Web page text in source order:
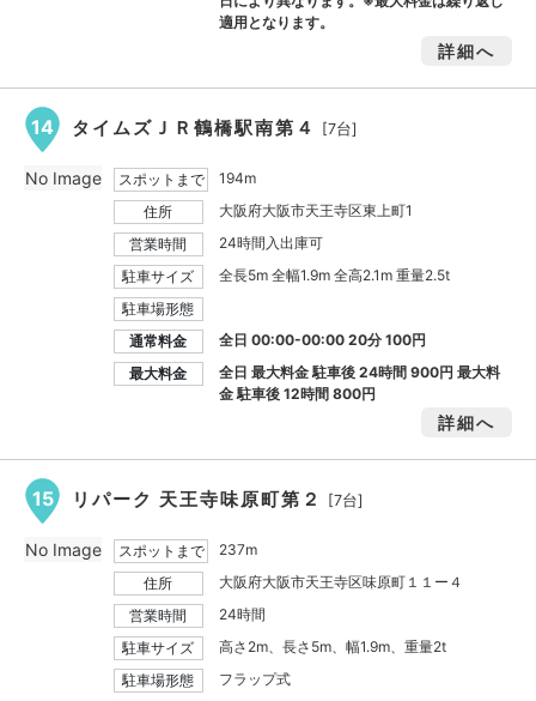
適用となります。
詳細へ
14 タイムズＪＲ鶴橋駅南第４ [7台]
スポットまで
194m
住所
大阪府大阪市天王寺区東上町1
営業時間
24時間入出庫可
駐車サイズ
全長5m 全幅1.9m 全高2.1m 重量2.5t
駐車場形態
通常料金
全日 00:00-00:00 20分 100円
最大料金
全日 最大料金 駐車後 24時間900円最大料
金 駐車後 12時間800円
詳細へ
No Image
15 リパーク 天王寺味原町第２ [7台]
スポットまで
237m
住所
大阪府大阪市天王寺区味原町１１ー４
営業時間
24時間
駐車サイズ
高さ2m、長さ5m、幅1.9m、重量2t
駐車場形態
フラップ式
No Image